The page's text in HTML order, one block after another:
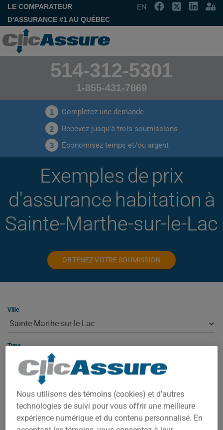
LE COMPARATEUR
D'ASSURANCE #1 AU QUÉBEC
EN
514-312-5301
1-855-431-7869
1 Complétez une demande
2 Recevez jusqu'à trois soumissions
3 Économisez temps et/ou argent
Exemples de prix
d'assurance habitation à
Sainte-Marthe-sur-le-Lac
OBTENEZ VOTRE SOUMISSION
Ville
Type
ASSURANCE HABITATION À SAINTE-
MARTHE-SUR-LE-LAC
Nous utilisons des témoins (cookies) et d’autres
technologies de suivi pour vous offrir une meilleure
expérience numérique et du contenu personnalisé. En